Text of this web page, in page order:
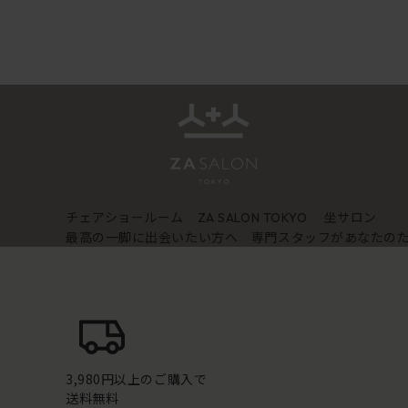
チェアショールーム ZA SALON TOKYO
坐サロン
最高の一脚に出会いたい方へ 専門スタッフがあなたの
3,980円以上のご購入で
送料無料